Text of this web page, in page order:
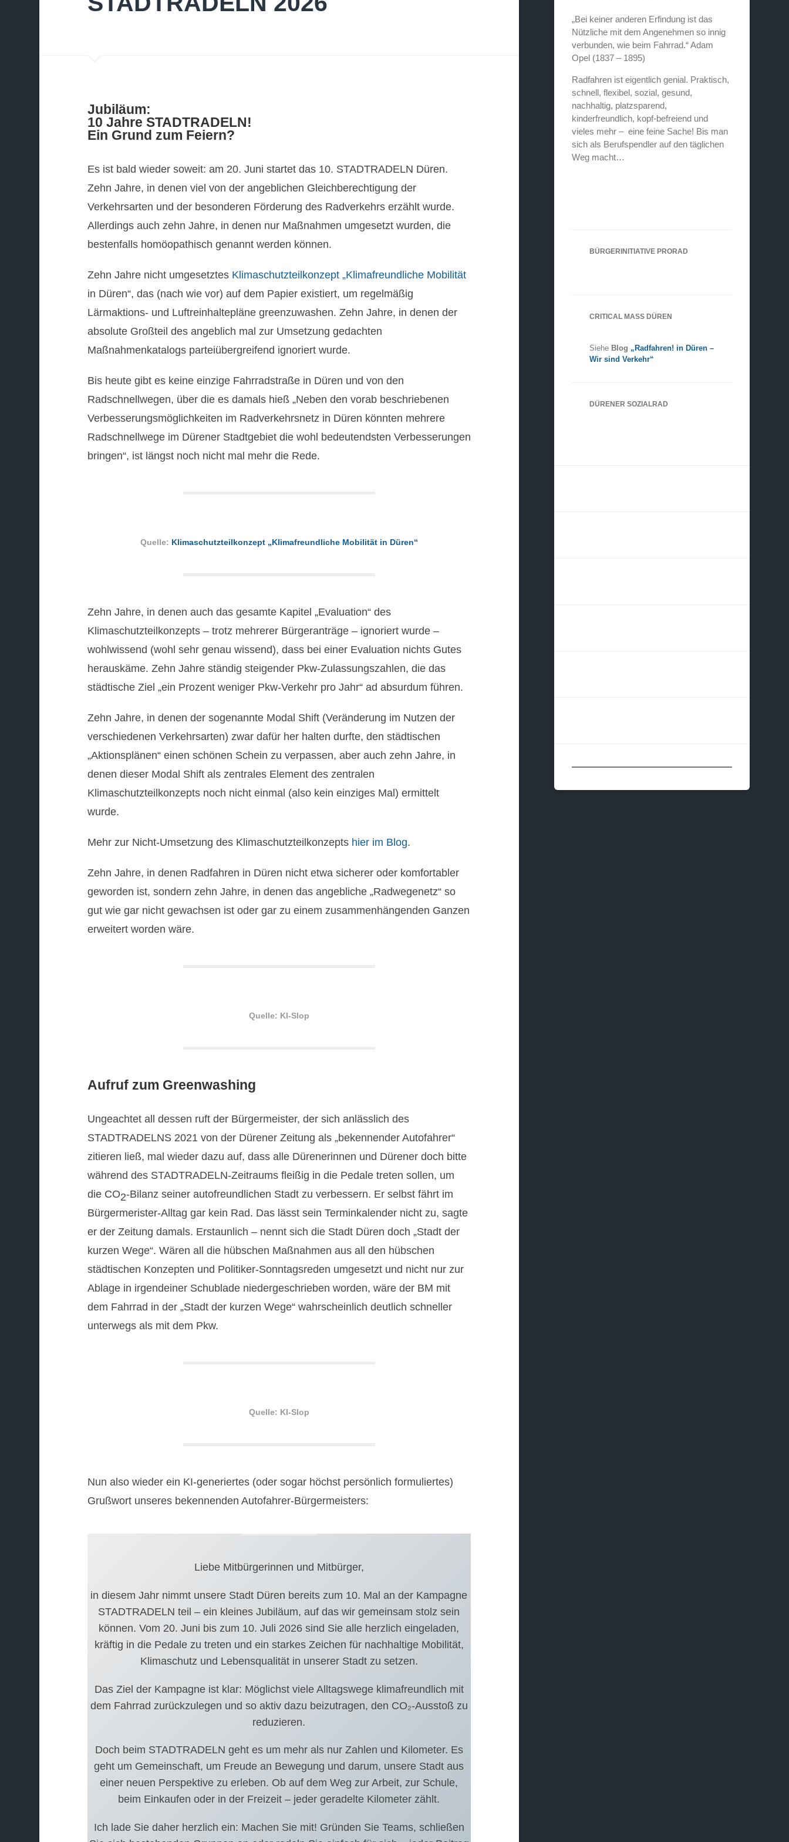
Jubiläum:
10 Jahre STADTRADELN!
Ein Grund zum Feiern?
Es ist bald wieder soweit: am 20. Juni startet das 10. STADTRADELN Düren.
Zehn Jahre, in denen viel von der angeblichen Gleichberechtigung der
Verkehrsarten und der besonderen Förderung des Radverkehrs erzählt wurde.
Allerdings auch zehn Jahre, in denen nur Maßnahmen umgesetzt wurden, die
bestenfalls homöopathisch genannt werden können.
Zehn Jahre nicht umgesetztes Klimaschutzteilkonzept „Klimafreundliche Mobilität
in Düren“, das (nach wie vor) auf dem Papier existiert, um regelmäßig
Lärmaktions- und Luftreinhaltepläne greenzuwashen. Zehn Jahre, in denen der
absolute Großteil des angeblich mal zur Umsetzung gedachten
Maßnahmenkatalogs parteiübergreifend ignoriert wurde.
Bis heute gibt es keine einzige Fahrradstraße in Düren und von den
Radschnellwegen, über die es damals hieß „Neben den vorab beschriebenen
Verbesserungsmöglichkeiten im Radverkehrsnetz in Düren könnten mehrere
Radschnellwege im Dürener Stadtgebiet die wohl bedeutendsten Verbesserungen
bringen“, ist längst noch nicht mal mehr die Rede.
Quelle: Klimaschutzteilkonzept „Klimafreundliche Mobilität in Düren“
Zehn Jahre, in denen auch das gesamte Kapitel „Evaluation“ des
Klimaschutzteilkonzepts – trotz mehrerer Bürgeranträge – ignoriert wurde –
wohlwissend (wohl sehr genau wissend), dass bei einer Evaluation nichts Gutes
herauskäme. Zehn Jahre ständig steigender Pkw-Zulassungszahlen, die das
städtische Ziel „ein Prozent weniger Pkw-Verkehr pro Jahr“ ad absurdum führen.
Zehn Jahre, in denen der sogenannte Modal Shift (Veränderung im Nutzen der
verschiedenen Verkehrsarten) zwar dafür her halten durfte, den städtischen
„Aktionsplänen“ einen schönen Schein zu verpassen, aber auch zehn Jahre, in
denen dieser Modal Shift als zentrales Element des zentralen
Klimaschutzteilkonzepts noch nicht einmal (also kein einziges Mal) ermittelt
wurde.
Mehr zur Nicht-Umsetzung des Klimaschutzteilkonzepts hier im Blog.
Zehn Jahre, in denen Radfahren in Düren nicht etwa sicherer oder komfortabler
geworden ist, sondern zehn Jahre, in denen das angebliche „Radwegenetz“ so
gut wie gar nicht gewachsen ist oder gar zu einem zusammenhängenden Ganzen
erweitert worden wäre.
Quelle: KI-Slop
Aufruf zum Greenwashing
Ungeachtet all dessen ruft der Bürgermeister, der sich anlässlich des
STADTRADELNS 2021 von der Dürener Zeitung als „bekennender Autofahrer“
zitieren ließ, mal wieder dazu auf, dass alle Dürenerinnen und Dürener doch bitte
während des STADTRADELN-Zeitraums fleißig in die Pedale treten sollen, um
die CO2-Bilanz seiner autofreundlichen Stadt zu verbessern. Er selbst fährt im
Bürgermerister-Alltag gar kein Rad. Das lässt sein Terminkalender nicht zu, sagte
er der Zeitung damals. Erstaunlich – nennt sich die Stadt Düren doch „Stadt der
kurzen Wege“. Wären all die hübschen Maßnahmen aus all den hübschen
städtischen Konzepten und Politiker-Sonntagsreden umgesetzt und nicht nur zur
Ablage in irgendeiner Schublade niedergeschrieben worden, wäre der BM mit
dem Fahrrad in der „Stadt der kurzen Wege“ wahrscheinlich deutlich schneller
unterwegs als mit dem Pkw.
Quelle: KI-Slop
Nun also wieder ein KI-generiertes (oder sogar höchst persönlich formuliertes)
Grußwort unseres bekennenden Autofahrer-Bürgermeisters:
Liebe Mitbürgerinnen und Mitbürger,
in diesem Jahr nimmt unsere Stadt Düren bereits zum 10. Mal an der Kampagne
STADTRADELN teil – ein kleines Jubiläum, auf das wir gemeinsam stolz sein
können. Vom 20. Juni bis zum 10. Juli 2026 sind Sie alle herzlich eingeladen,
kräftig in die Pedale zu treten und ein starkes Zeichen für nachhaltige Mobilität,
Klimaschutz und Lebensqualität in unserer Stadt zu setzen.
Das Ziel der Kampagne ist klar: Möglichst viele Alltagswege klimafreundlich mit
dem Fahrrad zurückzulegen und so aktiv dazu beizutragen, den CO₂-Ausstoß zu
reduzieren.
Doch beim STADTRADELN geht es um mehr als nur Zahlen und Kilometer. Es
geht um Gemeinschaft, um Freude an Bewegung und darum, unsere Stadt aus
einer neuen Perspektive zu erleben. Ob auf dem Weg zur Arbeit, zur Schule,
beim Einkaufen oder in der Freizeit – jeder geradelte Kilometer zählt.
Ich lade Sie daher herzlich ein: Machen Sie mit! Gründen Sie Teams, schließen
„Bei keiner anderen Erfindung ist das
Nützliche mit dem Angenehmen so innig
verbunden, wie beim Fahrrad.“ Adam
Opel (1837 – 1895)
Radfahren ist eigentlich genial. Praktisch,
schnell, flexibel, sozial, gesund,
nachhaltig, platzsparend,
kinderfreundlich, kopf-befreiend und
vieles mehr – eine feine Sache! Bis man
sich als Berufspendler auf den täglichen
Weg macht…
BÜRGERINITIATIVE PRORAD
CRITICAL MASS DÜREN
Siehe Blog „Radfahren! in Düren –
Wir sind Verkehr“
DÜRENER SOZIALRAD